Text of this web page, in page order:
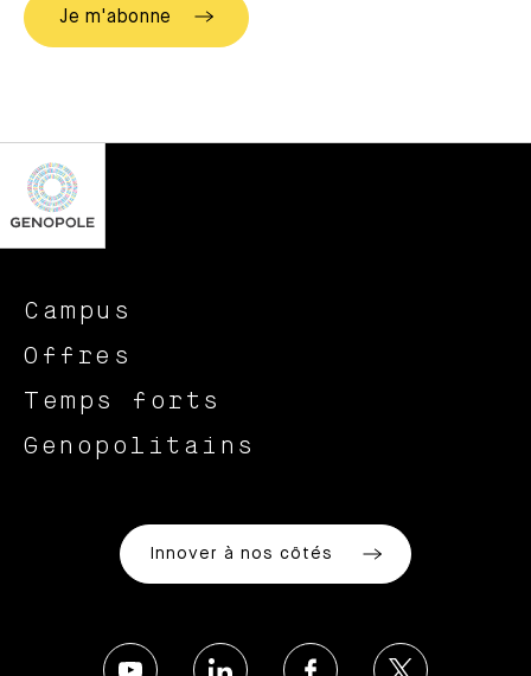
Campus
Offres
Temps forts
Genopolitains
Innover à nos côtés